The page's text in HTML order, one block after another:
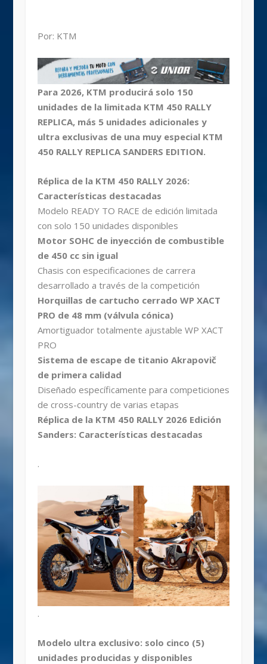
Por: KTM
Para 2026, KTM producirá solo 150
unidades de la limitada KTM 450 RALLY
REPLICA, más 5 unidades adicionales y
ultra exclusivas de una muy especial KTM
450 RALLY REPLICA SANDERS EDITION.
Réplica de la KTM 450 RALLY 2026:
Características destacadas
Modelo READY TO RACE de edición limitada
con solo 150 unidades disponibles
Motor SOHC de inyección de combustible
de 450 cc sin igual
Chasis con especificaciones de carrera
desarrollado a través de la competición
Horquillas de cartucho cerrado WP XACT
PRO de 48 mm (válvula cónica)
Amortiguador totalmente ajustable WP XACT
PRO
Sistema de escape de titanio Akrapovič
de primera calidad
Diseñado específicamente para competiciones
de cross-country de varias etapas
Réplica de la KTM 450 RALLY 2026 Edición
Sanders: Características destacadas
.
.
Modelo ultra exclusivo: solo cinco (5)
unidades producidas y disponibles